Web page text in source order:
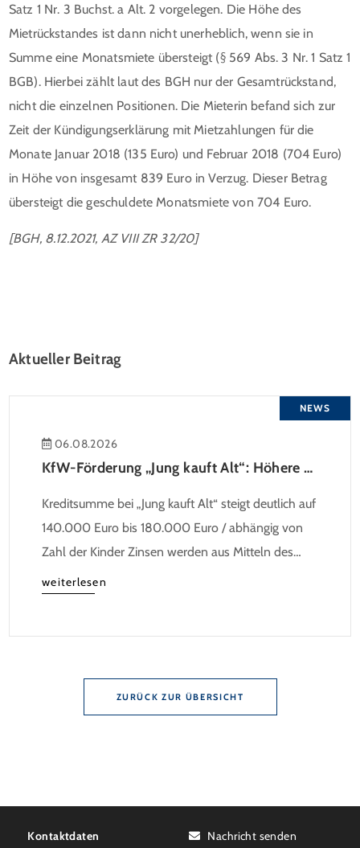
Satz 1 Nr. 3 Buchst. a Alt. 2 vorgelegen. Die Höhe des
Mietrückstandes ist dann nicht unerheblich, wenn sie in
Summe eine Monatsmiete übersteigt (§ 569 Abs. 3 Nr. 1 Satz 1
BGB). Hierbei zählt laut des BGH nur der Gesamtrückstand,
nicht die einzelnen Positionen. Die Mieterin befand sich zur
Zeit der Kündigungserklärung mit Mietzahlungen für die
Monate Januar 2018 (135 Euro) und Februar 2018 (704 Euro)
in Höhe von insgesamt 839 Euro in Verzug. Dieser Betrag
übersteigt die geschuldete Monatsmiete von 704 Euro.
[BGH, 8.12.2021, AZ VIII ZR 32/20]
Aktueller Beitrag
NEWS
06.08.2026
KfW-Förderung „Jung kauft Alt“: Höhere Kredite ab August 2026
Kreditsumme bei „Jung kauft Alt“ steigt deutlich auf
140.000 Euro bis 180.000 Euro / abhängig von
Zahl der Kinder Zinsen werden aus Mitteln des
Bundes verbilligt: Heutiger Zins bei 0,53 Prozent
weiterlesen
ZURÜCK ZUR ÜBERSICHT
Kontaktdaten Nachricht senden